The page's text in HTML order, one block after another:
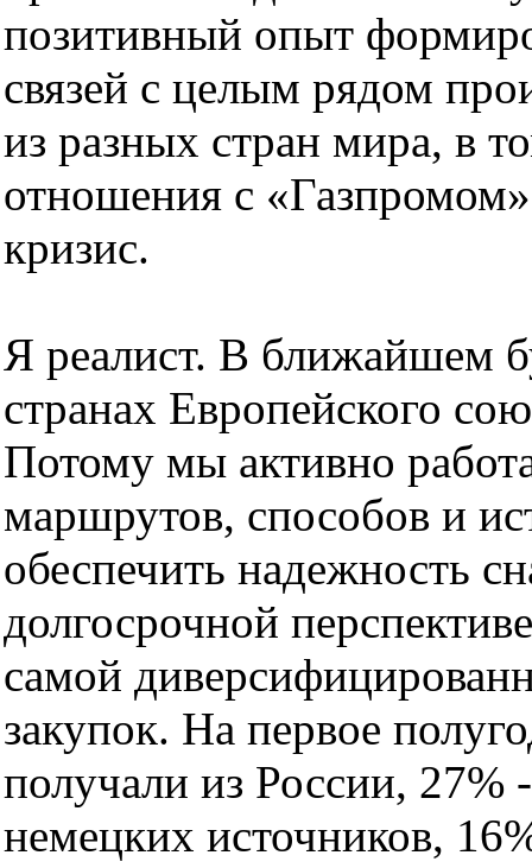
позитивный опыт
связей с целым рядом
из разных стран мира, в
отношения с
кризис.
Я реалист. В ближайшем
странах Европейского
Потому мы активно
маршрутов, способов и
обеспечить надежность
долгосрочной
самой
закупок. На первое
получали из России, 27%
немецких источников,